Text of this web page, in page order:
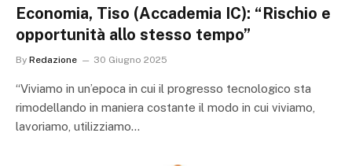
Economia, Tiso (Accademia IC): “Rischio e
opportunità allo stesso tempo”
By Redazione 30 Giugno 2025
“Viviamo in un’epoca in cui il progresso tecnologico sta
rimodellando in maniera costante il modo in cui viviamo,
lavoriamo, utilizziamo…